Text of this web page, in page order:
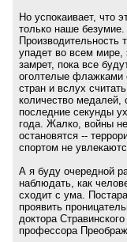
Но успокаивает, что
только наше безумие.
Производительность
упадет во всем мире,
замрет, пока все
оголтелые флажками
стран и вслух считать
количество медалей,
последние секунды
года. Жалко, войны не
остановятся --
спортом не
А я буду очередной
наблюдать, как
сходит с ума.
проявить
доктора
профессора